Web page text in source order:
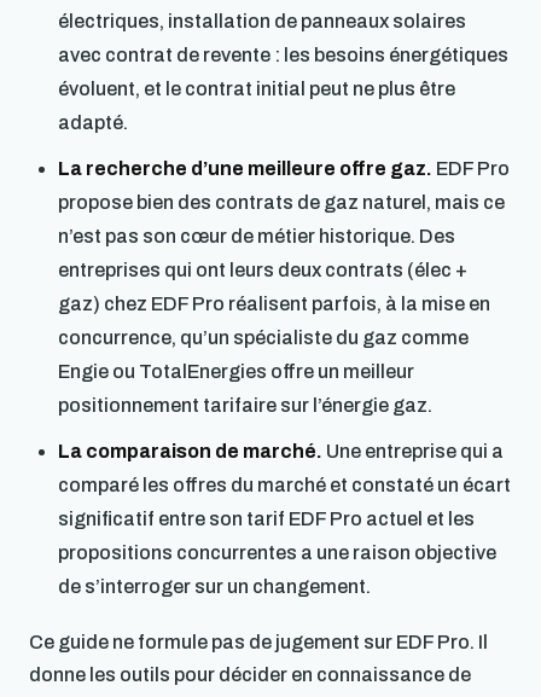
électriques, installation de panneaux solaires
avec contrat de revente : les besoins énergétiques
évoluent, et le contrat initial peut ne plus être
adapté.
La recherche d’une meilleure offre gaz. EDF Pro
propose bien des contrats de gaz naturel, mais ce
n’est pas son cœur de métier historique. Des
entreprises qui ont leurs deux contrats (élec +
gaz) chez EDF Pro réalisent parfois, à la mise en
concurrence, qu’un spécialiste du gaz comme
Engie ou TotalEnergies offre un meilleur
positionnement tarifaire sur l’énergie gaz.
La comparaison de marché. Une entreprise qui a
comparé les offres du marché et constaté un écart
significatif entre son tarif EDF Pro actuel et les
propositions concurrentes a une raison objective
de s’interroger sur un changement.
Ce guide ne formule pas de jugement sur EDF Pro. Il
donne les outils pour décider en connaissance de